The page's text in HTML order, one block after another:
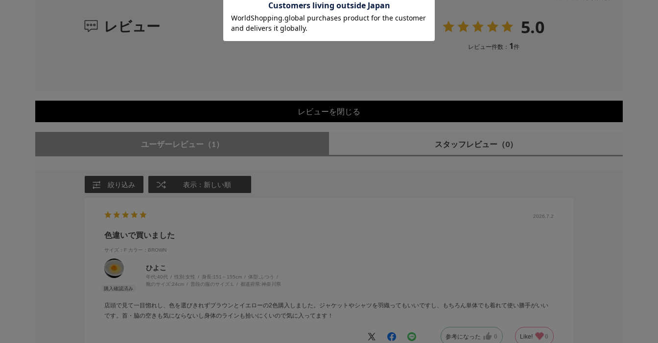
レビュー 5.0
レビュー件数： 1件
レビューを閉じる
ユーザーレビュー （1） スタッフレビュー （0）
絞り込み 表示：新しい順
2026.7.2
色違いで買いました
サイズ：F カラー：BROWN
ひよこ
年代:40代 性別:女性 身長:151～155cm 体型: ふつう
靴のサイズ:24cm 普段の服のサイズ:L 都道府県:神奈川県
店頭で見て一目惚れし、色を選びきれずブラウンとイエローの2色購入しました。ジャケットやシャツを羽織ってもいいですし、もちろん単体でも着れて使い勝手がいい
です。首・脇の空きも気にならないし身体のラインも拾いにくいので気に入ってます！
参考になった 0 Like! 0